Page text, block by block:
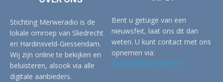
Stichting Merweradio is de
lokale omroep van Sliedrecht
en Hardinxveld-Giessendam.
Wij zijn online te bekijken en
beluisteren, alsook via alle
digitale aanbieders.
Bent u getuige van een
nieuwsfeit, laat ons dit dan
weten. U kunt contact met ons
opnemen via:
redactie@merwertv.nl